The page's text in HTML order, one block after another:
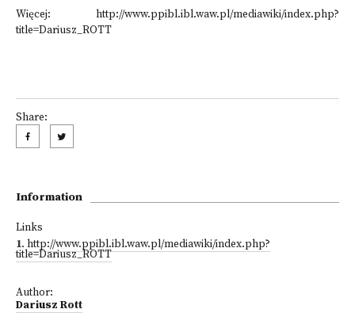
Więcej: http://www.ppibl.ibl.waw.pl/mediawiki/index.php?
title=Dariusz_ROTT
Share:
Information
Links
1. http://www.ppibl.ibl.waw.pl/mediawiki/index.php?
title=Dariusz_ROTT
Author:
Dariusz Rott